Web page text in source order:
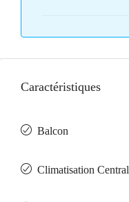
Caractéristiques
Balcon
Climatisation Central